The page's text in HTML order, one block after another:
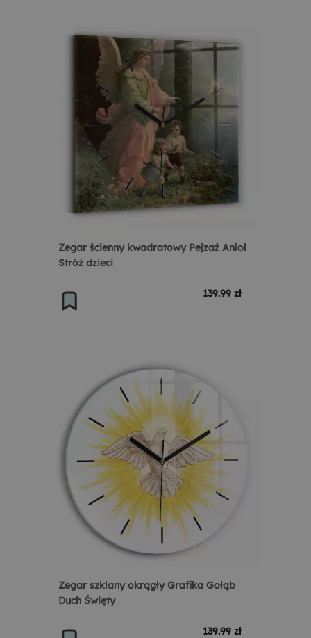
Zegar ścienny kwadratowy Pejzaż Anioł
Stróż dzieci
139.99 zł
Zegar szklany okrągły Grafika Gołąb
Duch Święty
139.99 zł